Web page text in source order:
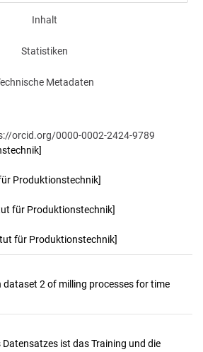
Inhalt
Statistiken
Metadaten
orcid.org/0000-0002-2424-9789
Produktionstechnik]
für Produktionstechnik]
für Produktionstechnik]
2 of milling processes for time
Datensatzes ist das Training und die